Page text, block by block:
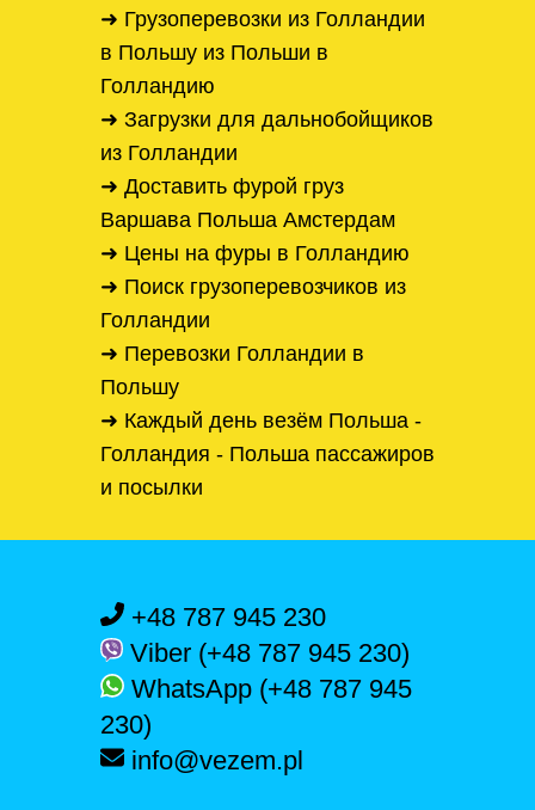
➜ Грузоперевозки из Голландии
в Польшу из Польши в
Голландию
➜ Загрузки для дальнобойщиков
из Голландии
➜ Доставить фурой груз
Варшава Польша Амстердам
➜ Цены на фуры в Голландию
➜ Поиск грузоперевозчиков из
Голландии
➜ Перевозки Голландии в
Польшу
➜ Каждый день везём Польша -
Голландия - Польша пассажиров
и посылки
+48 787 945 230
Viber (+48 787 945 230)
WhatsApp (+48 787 945
230)
info@vezem.pl